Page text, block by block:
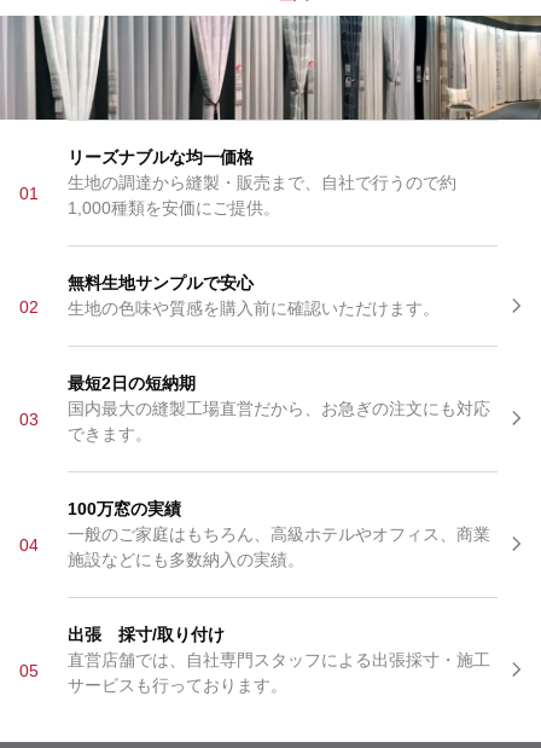
01
リーズナブルな均一価格
生地の調達から縫製・販売まで、自社で行うので約
1,000種類を安価にご提供。
02
無料生地サンプルで安心
生地の色味や質感を購入前に確認いただけます。
03
最短2日の短納期
国内最大の縫製工場直営だから、お急ぎの注文にも対応
できます。
04
100万窓の実績
一般のご家庭はもちろん、高級ホテルやオフィス、商業
施設などにも多数納入の実績。
05
出張 採寸/取り付け
直営店舗では、自社専門スタッフによる出張採寸・施工
サービスも行っております。